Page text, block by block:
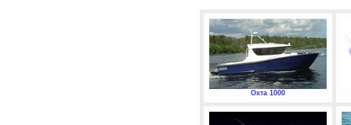
Охта 1000